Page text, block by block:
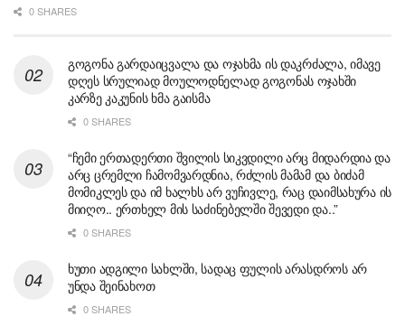
0 SHARES
გოგონა გარდაიცვალა და ოჯახმა ის დაკრძალა, იმავე
დღეს სრულიად მოულოდნელად გოგონას ოჯახში
კარზე კაკუნის ხმა გაისმა
0 SHARES
“ჩემი ერთადერთი შვილის სიკვდილი არც მიდარდია და
არც ცრემლი ჩამომვარდნია, რძლის მამამ და ბიძამ
მომიკლეს და იმ ხალხს არ ვუჩივლე, რაც დაიმსახურა ის
მიიღო.. ერთხელ მის საძინებელში შევედი და..”
0 SHARES
ხუთი ადგილი სახლში, სადაც ფულის არასდროს არ
უნდა შეინახოთ
0 SHARES